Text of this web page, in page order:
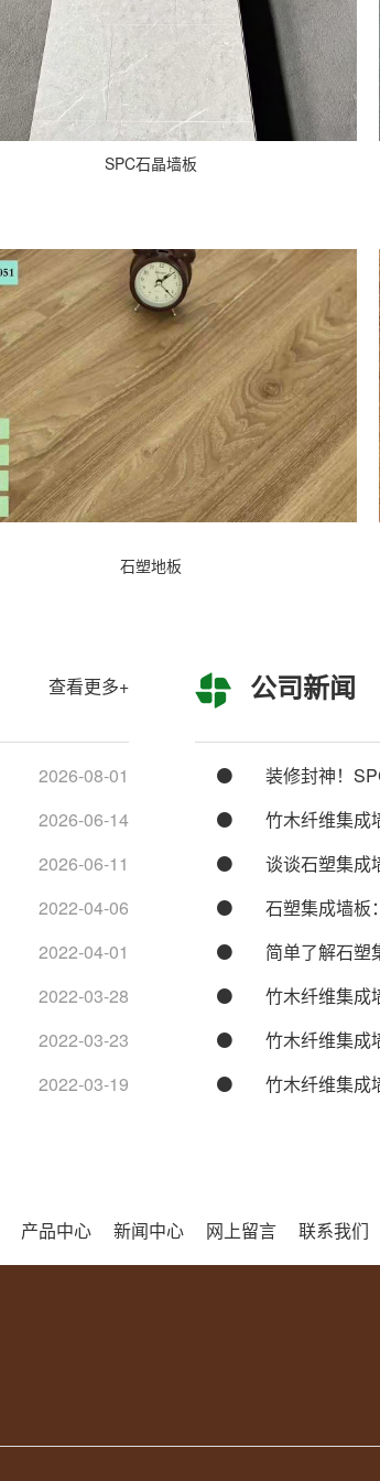
SPC石晶墙板
石塑地板
查看更多+
2026-08-01
2026-06-14
2026-06-11
2022-04-06
2022-04-01
2022-03-28
2022-03-23
2022-03-19
公司新闻
装修封神！
竹木纤维集成
谈谈石塑集成
石塑集成墙板
简单了解石塑
竹木纤维集成
竹木纤维集成
竹木纤维集成
产品中心 新闻中心 网上留言 联系我们